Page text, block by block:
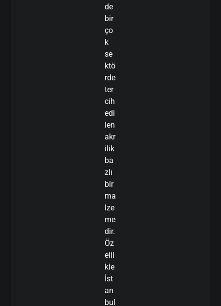
de
bir
ço
k
se
ktö
rde
ter
cih
edi
len
akr
ilik
ba
zlı
bir
ma
lze
me
dir.
Öz
elli
kle
İst
an
bul